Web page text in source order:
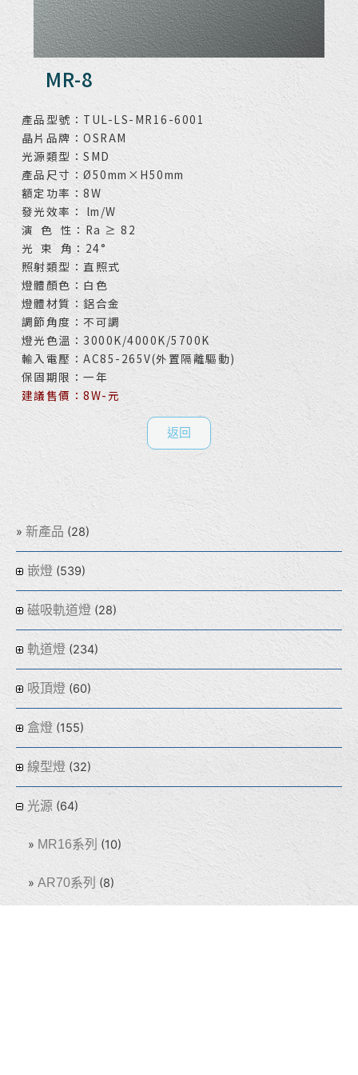
新產品 (28)
嵌燈 (539)
磁吸軌道燈 (28)
軌道燈 (234)
吸頂燈 (60)
盒燈(155)
線型燈 (32)
光源 (64)
MR16系列 (10)
AR70系列 (8)
MR-8
產品型號：TUL-LS-MR16-6001
晶片品牌：OSRAM
光源類型：SMD
產品尺寸：Ø50mm×H50mm
額定功率：8W
發光效率： lm/W
演 色 性：Ra ≥ 82
光 束 角：24°
照射類型：直照式
燈體顏色：白色
燈體材質：鋁合金
調節角度：不可調
燈光色溫：3000K/4000K/5700K
輸入電壓：AC85-265V(外置隔離驅動)
保固期限：一年
建議售價：8W-元
返回